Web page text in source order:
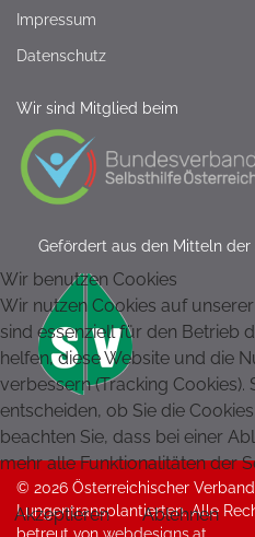
Impressum
Datenschutz
Wir sind Mitglied beim
Gefördert aus den Mitteln der
© 2026 Österreichischer
Lungentransplantierten. Alle
Wir benutzen Cookies
Wir nutzen Cookies auf
sind essenziell für den Betrieb
helfen, diese Website und die
verbessern (Tracking Cookies).
entscheiden, ob Sie die
beachten Sie, dass bei einer
mehr alle Funktionalitäten der
Akzeptieren Ablehnen